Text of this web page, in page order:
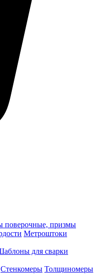
поверочные, призмы
Метроштоки
для сварки
Стенкомеры Толщиномеры